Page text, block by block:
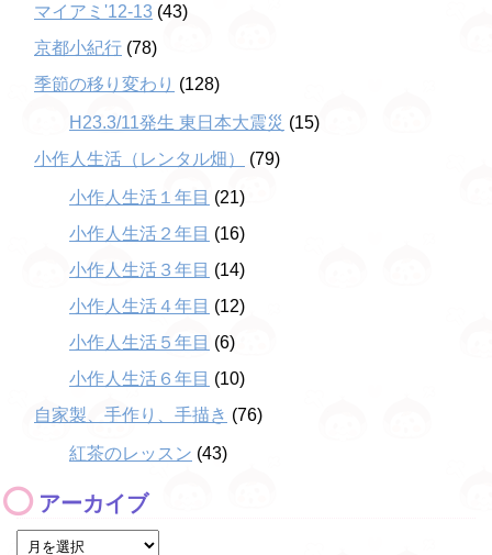
マイアミ'12-13 (43)
京都小紀行 (78)
季節の移り変わり (128)
H23.3/11発生 東日本大震災 (15)
小作人生活（レンタル畑）
(79)
小作人生活１年目 (21)
小作人生活２年目 (16)
小作人生活３年目 (14)
小作人生活４年目 (12)
小作人生活５年目 (6)
小作人生活６年目 (10)
自家製、手作り、手描き (76)
紅茶のレッスン (43)
アーカイブ